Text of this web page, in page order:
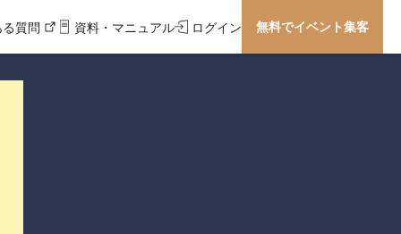
質問 資料・マニュアル ログイン 無料でイベント集客